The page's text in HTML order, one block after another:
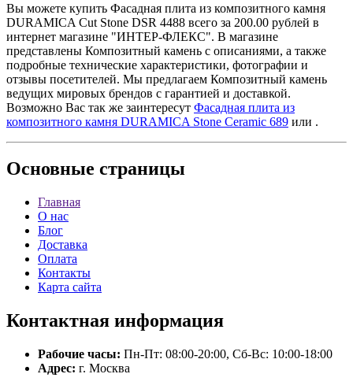
Вы можете купить Фасадная плита из композитного камня
DURAMICA Cut Stone DSR 4488 всего за 200.00 рублей в
интернет магазине "ИНТЕР-ФЛЕКС". В магазине
представлены Композитный камень с описаниями, а также
подробные технические характеристики, фотографии и
отзывы посетителей. Мы предлагаем Композитный камень
ведущих мировых брендов с гарантией и доставкой.
Возможно Вас так же заинтересут Фасадная плита из
композитного камня DURAMICA Stone Ceramic 689 или .
Основные страницы
Главная
О нас
Блог
Доставка
Оплата
Контакты
Карта сайта
Контактная информация
Рабочие часы: Пн-Пт: 08:00-20:00, Сб-Вс: 10:00-18:00
Адрес: г. Москва